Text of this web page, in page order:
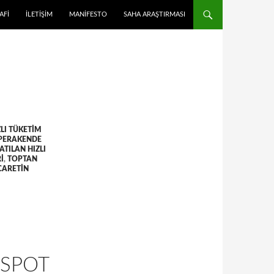
İLETIŞIM MANIFESTO SAHA ARAŞTIRMASI
TÜKETIM
HIZLI
, TOPTAN